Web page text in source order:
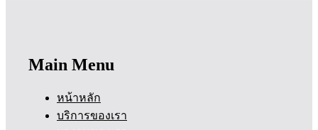
Main Menu
หน้าหลัก
บริการของเรา